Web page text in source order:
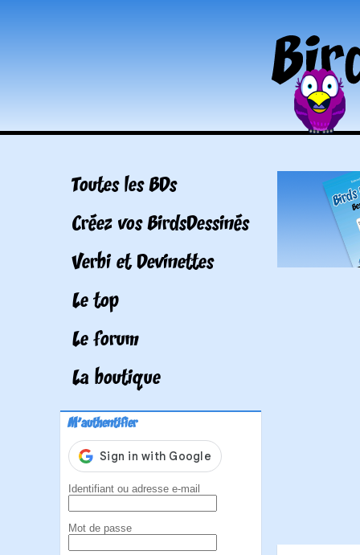
Toutes les BDs
Créez vos BirdsDessinés
Verbi et Devinettes
Le top
Le forum
La boutique
M'authentifier
Identifiant ou adresse e-mail
Mot de passe